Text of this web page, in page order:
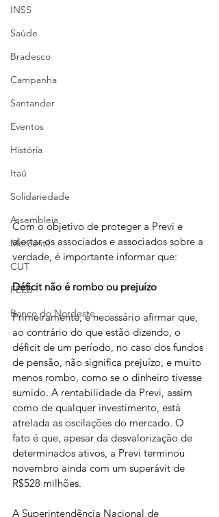
INSS
Saúde
Bradesco
Campanha
Santander
Eventos
História
Itaú
Solidariedade
Assembleia
Mercantil
CUT
FEEB
Banco do Nordeste
Com o objetivo de proteger a Previ e
alertar os associados e associados sobre a
verdade, é importante informar que:
Déficit não é rombo ou prejuízo
Primeiramente, é necessário afirmar que,
ao contrário do que estão dizendo, o
déficit de um período, no caso dos fundos
de pensão, não significa prejuízo, e muito
menos rombo, como se o dinheiro tivesse
sumido. A rentabilidade da Previ, assim
como de qualquer investimento, está
atrelada as oscilações do mercado. O
fato é que, apesar da desvalorização de
determinados ativos, a Previ terminou
novembro ainda com um superávit de
R$528 milhões.
A Superintendência Nacional de